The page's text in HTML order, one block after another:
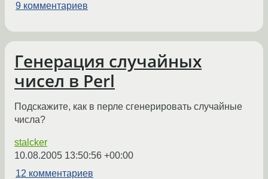
9 комментариев
Генерация случайных
чисел в Perl
Подскажите, как в перле сгенерировать случайные
числа?
stalcker
10.08.2005 13:50:56 +00:00
12 комментариев